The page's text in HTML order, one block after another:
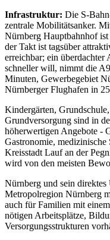
Infrastruktur: Die S-
zentrale Mobilitätsanker.
Nürnberg Hauptbahnhof
der Takt ist tagsüber
erreichbar; ein überdachter
schneller will, nimmt die
Minuten, Gewerbegebiet
Nürnberger Flughafen in
Kindergärten,
Grundversorgung sind in
höherwertigen Angebote -
Gastronomie,
Kreisstadt Lauf an der
wird von den meisten
Nürnberg und sein
Metropolregion Nürnberg
auch für Familien mit
nötigen Arbeitsplätze,
Versorgungsstrukturen